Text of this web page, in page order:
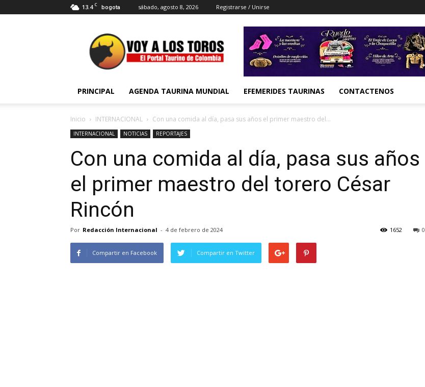
13.4 C bogota sábado, agosto 8, 2026 Registrarse / Unirse
Voy
a
Los
Toros
PRINCIPAL AGENDA TAURINA MUNDIAL EFEMERIDES TAURINAS CONTACTENOS
Inicio INTERNACIONAL Con una comida al día, pasa sus años el primer maestro del...
INTERNACIONAL NOTICIAS REPORTAJES
Con una comida al día, pasa sus años
el primer maestro del torero César
Rincón
Por Redacción Internacional - 4 de febrero de 2024 0
1652
Compartir en Facebook Compartir en Twitter